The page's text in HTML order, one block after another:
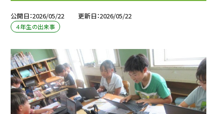
公開日 2026/05/22 更新日 2026/05/22
４年生の出来事